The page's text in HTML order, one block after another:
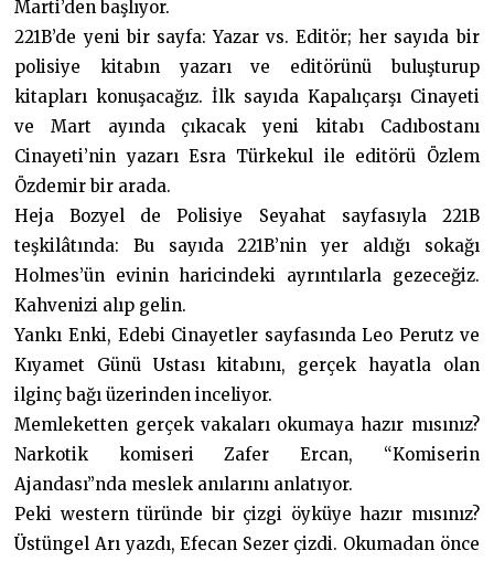
Marti’den başlıyor.
221B’de yeni bir sayfa: Yazar vs. Editör; her sayıda bir
polisiye kitabın yazarı ve editörünü buluşturup
kitapları konuşacağız. İlk sayıda Kapalıçarşı Cinayeti
ve Mart ayında çıkacak yeni kitabı Cadıbostanı
Cinayeti’nin yazarı Esra Türkekul ile editörü Özlem
Özdemir bir arada.
Heja Bozyel de Polisiye Seyahat sayfasıyla 221B
teşkilâtında: Bu sayıda 221B’nin yer aldığı sokağı
Holmes’ün evinin haricindeki ayrıntılarla gezeceğiz.
Kahvenizi alıp gelin.
Yankı Enki, Edebi Cinayetler sayfasında Leo Perutz ve
Kıyamet Günü Ustası kitabını, gerçek hayatla olan
ilginç bağı üzerinden inceliyor.
Memleketten gerçek vakaları okumaya hazır mısınız?
Narkotik komiseri Zafer Ercan, “Komiserin
Ajandası”nda meslek anılarını anlatıyor.
Peki western türünde bir çizgi öyküye hazır mısınız?
Üstüngel Arı yazdı, Efecan Sezer çizdi. Okumadan önce